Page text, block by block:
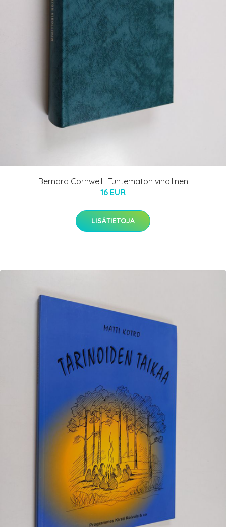
Bernard Cornwell : Tuntematon vihollinen
16 EUR
LISÄTIETOJA